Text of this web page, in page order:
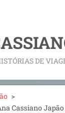
DE
>
Cassiano Japão